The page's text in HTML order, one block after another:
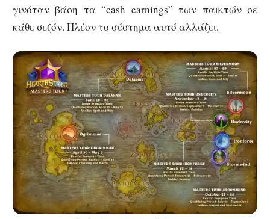
γινόταν βάση τα “cash earnings” των παικτών σε
κάθε σεζόν. Πλέον το σύστημα αυτό αλλάζει.